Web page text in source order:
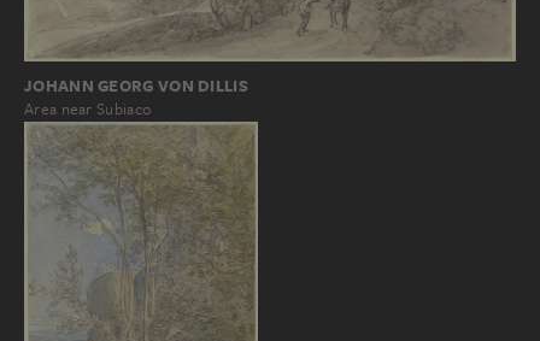
JOHANN GEORG VON DILLIS
Area near Subiaco